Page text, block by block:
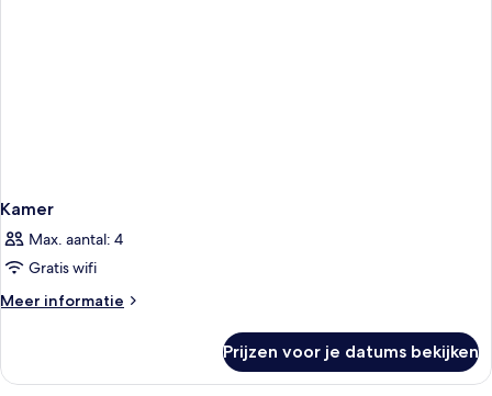
Kamer
Max. aantal: 4
Gratis wifi
Meer informatie
Meer
Prijzen voor je datums bekijken